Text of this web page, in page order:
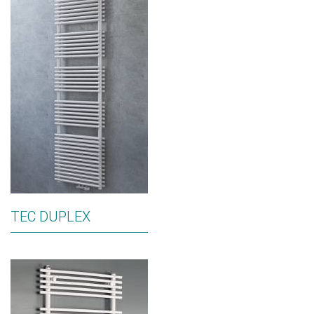
TEC DUPLEX